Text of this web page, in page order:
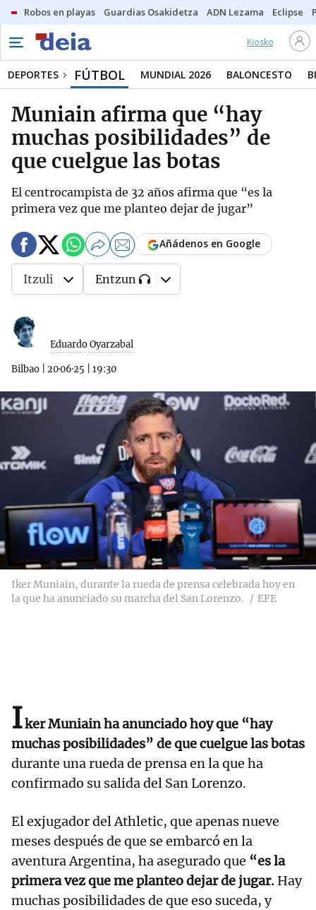
Robos en playas Guardias Osakidetza ADN Lezama Eclipse
Kiosko
DEPORTES FÚTBOL MUNDIAL 2026 BALONCESTO
Muniain afirma que “hay
muchas posibilidades” de
que cuelgue las botas
El centrocampista de 32 años afirma que “es la
primera vez que me planteo dejar de jugar”
Eduardo Oyarzabal
Bilbao 20·06·25 19:30
Añádenos en Google
Itzuli Entzun
Iker Muniain, durante la rueda de prensa celebrada hoy en
la que ha anunciado su marcha del San Lorenzo.
EFE
Iker Muniain ha anunciado hoy que “hay
muchas posibilidades” de que cuelgue las botas
durante una rueda de prensa en la que ha
confirmado su salida del San Lorenzo.
El exjugador del Athletic, que apenas nueve
meses después de que se embarcó en la
aventura Argentina, ha asegurado que “es la
primera vez que me planteo dejar de jugar. Hay
muchas posibilidades de que eso suceda, y